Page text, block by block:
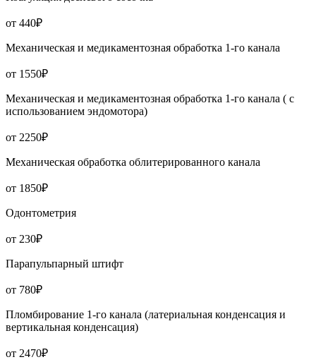
от 440₽
Механическая и медикаментозная обработка 1-го канала
от 1550₽
Механическая и медикаментозная обработка 1-го канала ( с
использованием эндомотора)
от 2250₽
Механическая обработка облитерированного канала
от 1850₽
Одонтометрия
от 230₽
Парапульпарный штифт
от 780₽
Пломбирование 1-го канала (латериальная конденсация и
вертикальная конденсация)
от 2470₽